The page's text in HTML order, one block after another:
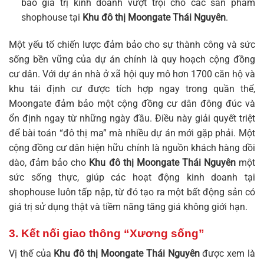
bảo giá trị kinh doanh vượt trội cho các sản phẩm
shophouse tại Khu đô thị Moongate Thái Nguyên.
Một yếu tố chiến lược đảm bảo cho sự thành công và sức
sống bền vững của dự án chính là quy hoạch cộng đồng
cư dân. Với dự án nhà ở xã hội quy mô hơn 1700 căn hộ và
khu tái định cư được tích hợp ngay trong quần thể,
Moongate đảm bảo một cộng đồng cư dân đông đúc và
ổn định ngay từ những ngày đầu. Điều này giải quyết triệt
để bài toán “đô thị ma” mà nhiều dự án mới gặp phải. Một
cộng đồng cư dân hiện hữu chính là nguồn khách hàng dồi
dào, đảm bảo cho Khu đô thị Moongate Thái Nguyênmột
sức sống thực, giúp các hoạt động kinh doanh tại
shophouse luôn tấp nập, từ đó tạo ra một bất động sản có
giá trị sử dụng thật và tiềm năng tăng giá không giới hạn.
3. Kết nối giao thông “Xương sống”
Vị thế của Khu đô thị Moongate Thái Nguyênđược xem là